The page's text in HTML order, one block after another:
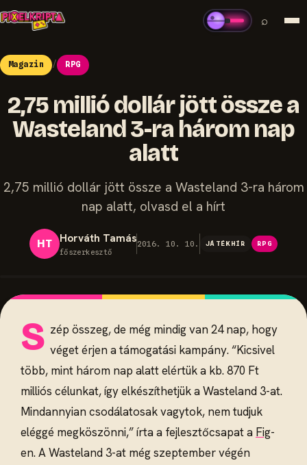
⌕
Magazin / RPG
2,75 millió dollár jött össze a
Wasteland 3-ra három nap
alatt
2,75 millió dollár jött össze a Wasteland 3-ra három
nap alatt, olvasd el a hírt
HT Horváth Tamás
főszerkesztő
2016. 10. 10. JÁTÉKHÍR RPG
S zép összeg, de még mindig van 24 nap, hogy
véget érjen a támogatási kampány. “Kicsivel
több, mint három nap alatt elértük a kb. 870 Ft
milliós célunkat, így elkészíthetjük a Wasteland 3-at.
Mindannyian csodálatosak vagytok, nem tudjuk
eléggé megköszönni,” írta a fejlesztőcsapat a Fig-
en. A Wasteland 3-at még szeptember végén